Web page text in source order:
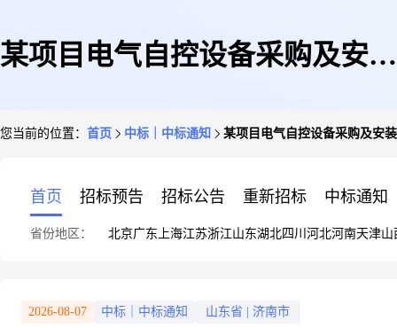
某项目电气自控设备采购及安装
您当前的位置： 首页 中标｜中标通知 某项目电气自控设备采购及安
首页 招标预告 招标公告 重新招标 中标通知
省份地区： 北京广东 上海江苏浙江山东湖北四川 河北河南天津山
2026-08-07 中标｜中标通知 山东省 济南市